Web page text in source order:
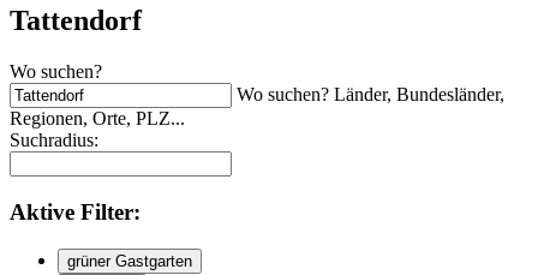
Tattendorf
Wo suchen?
Wo suchen? Länder, Bundesländer,
Regionen, Orte, PLZ...
Suchradius:
Aktive Filter:
grüner Gastgarten